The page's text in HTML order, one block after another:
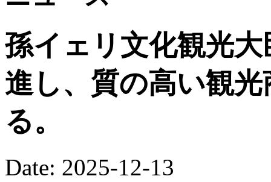
孫イェリ文化観光
進し、質の高い観
る。
Date: 2025-12-13